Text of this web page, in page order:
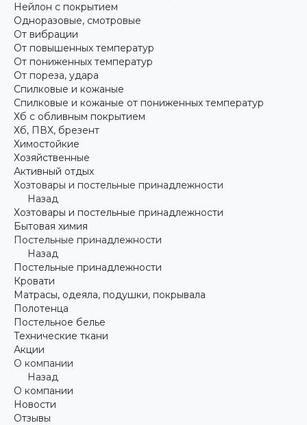
Нейлон с покрытием
Одноразовые, смотровые
От вибрации
От повышенных температур
От пониженных температур
От пореза, удара
Спилковые и кожаные
Спилковые и кожаные от пониженных температур
Хб с обливным покрытием
Хб, ПВХ, брезент
Химостойкие
Хозяйственные
Активный отдых
Хозтовары и постельные принадлежности
Назад
Хозтовары и постельные принадлежности
Бытовая химия
Постельные принадлежности
Назад
Постельные принадлежности
Кровати
Матрасы, одеяла, подушки, покрывала
Полотенца
Постельное белье
Технические ткани
Акции
О компании
Назад
О компании
Новости
Отзывы